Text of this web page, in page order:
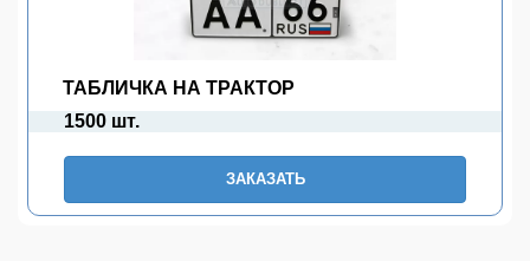
ТАБЛИЧКА НА ТРАКТОР
1500 шт.
ЗАКАЗАТЬ